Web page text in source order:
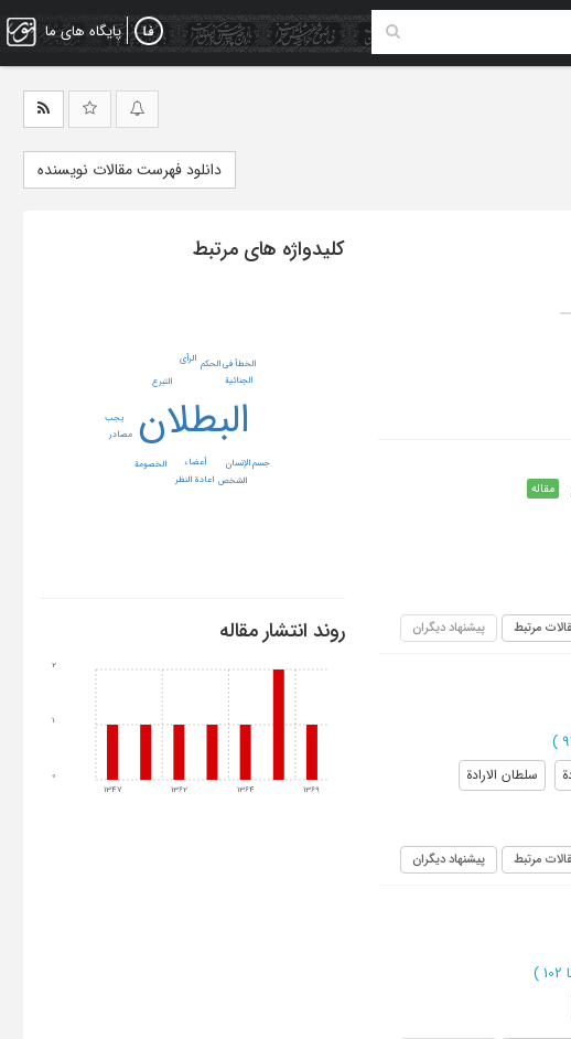
پایگاه های ما
دانلود فهرست مقالات نویسنده
مقاله
مرتبط پیشنهاد دیگران
)
سلطان الارادة
مرتبط پیشنهاد دیگران
)
کلیدواژه های مرتبط
البطلان
أعضاء
اعادة النظر
التبرع الجنائیة
الخصومة
الخطأ فی الحکم الرأی
الشخص
جسم الإنسان
مصادر
یجب
روند انتشار مقاله
1347 1362 1364 1369
0
1
2